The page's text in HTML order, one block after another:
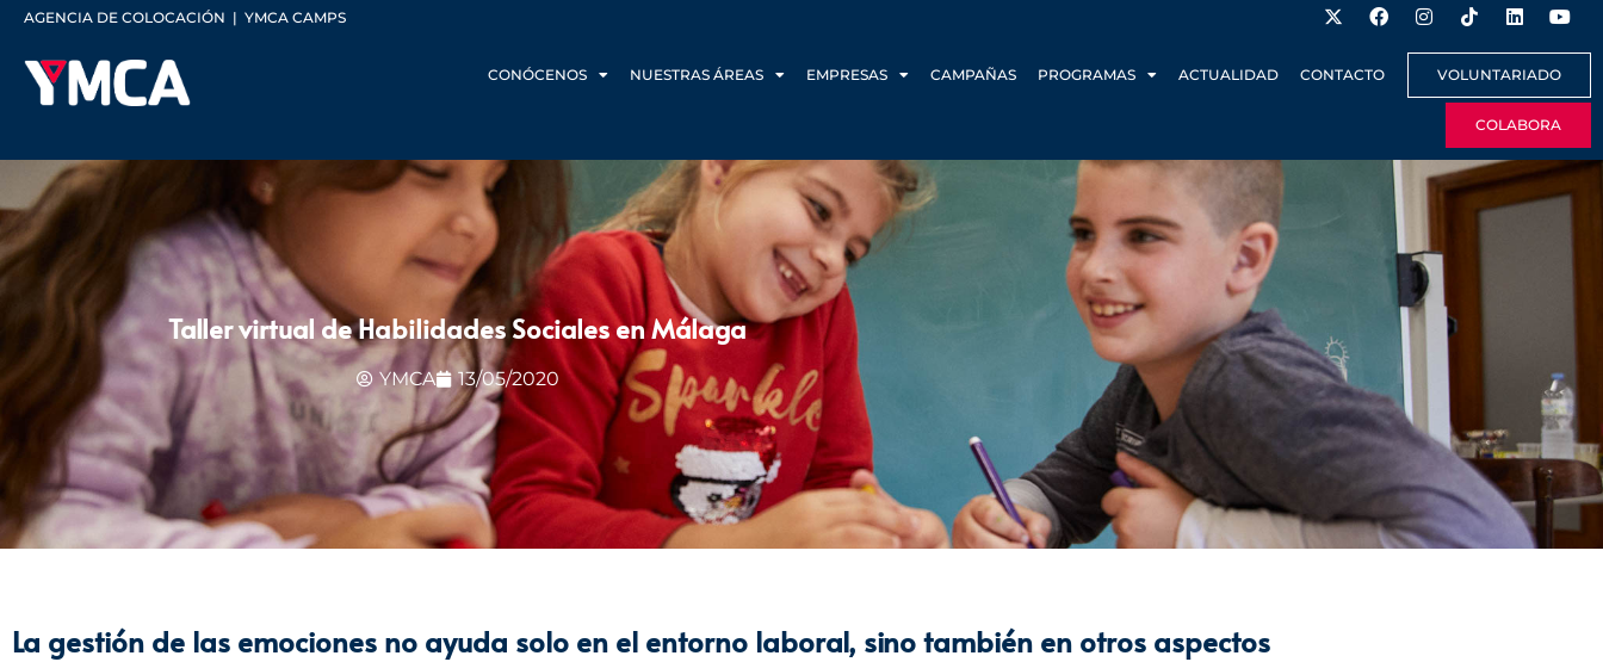
AGENCIA DE COLOCACIÓN | YMCA CAMPS
CONÓCENOS NUESTRAS ÁREAS EMPRESAS CAMPAÑAS PROGRAMAS ACTUALIDAD CONTACTO VOLUNTARIADO
COLABORA
Taller virtual de Habilidades Sociales en Málaga
YMCA 13/05/2020
La gestión de las emociones no ayuda solo en el entorno laboral, sino también en otros aspectos